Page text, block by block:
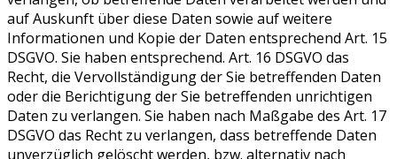
auf Auskunft über diese Daten sowie auf weitere
Informationen und Kopie der Daten entsprechend Art. 15
DSGVO. Sie haben entsprechend. Art. 16 DSGVO das
Recht, die Vervollständigung der Sie betreffenden Daten
oder die Berichtigung der Sie betreffenden unrichtigen
Daten zu verlangen. Sie haben nach Maßgabe des Art. 17
DSGVO das Recht zu verlangen, dass betreffende Daten
unverzüglich gelöscht werden, bzw. alternativ nach